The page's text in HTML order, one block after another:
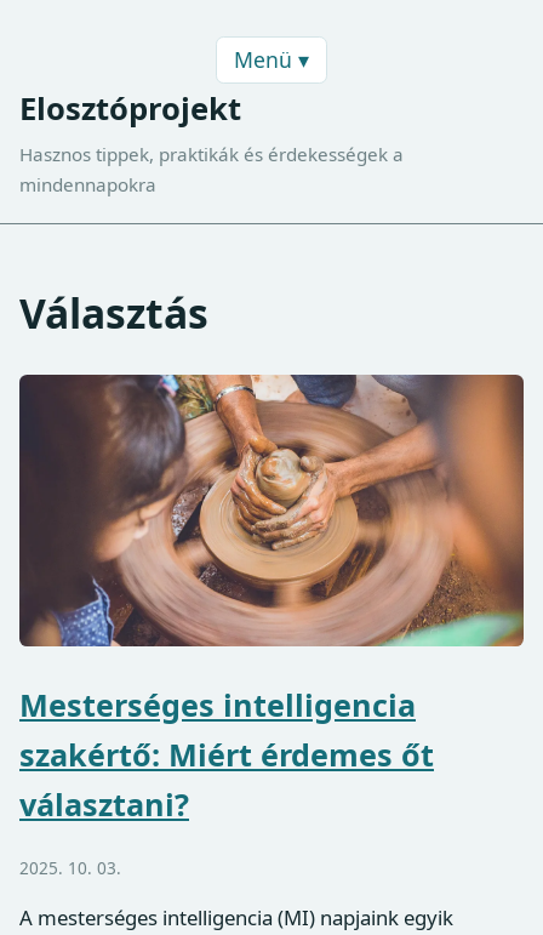
Menü ▾
Elosztóprojekt
Hasznos tippek, praktikák és érdekességek a
mindennapokra
Választás
Mesterséges intelligencia
szakértő: Miért érdemes őt
választani?
2025. 10. 03.
A mesterséges intelligencia (MI) napjaink egyik